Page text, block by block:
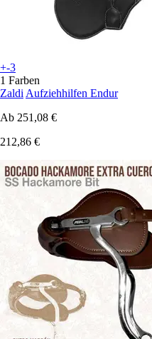
+-3
1 Farben
Zaldi Aufziehhilfen Endur
Ab 251,08 €
212,86 €